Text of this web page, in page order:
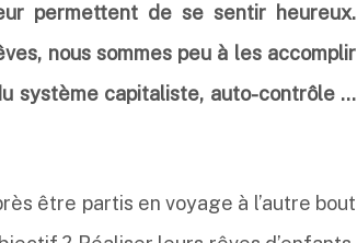
permettent de se sentir heureux.
nous sommes peu à les accomplir
système capitaliste, auto-contrôle …
être partis en voyage à l’autre bout